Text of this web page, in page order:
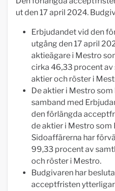
ut den 17 april 2024.
Erbjudandet vid den
utgång den 17 april
aktieägare i Mestro
cirka 46,33 procent
aktier och röster i
De aktier i Mestro som
samband med
den förlängda
de aktier i Mestro som
Sidoaffärerna har
99,33 procent av
och röster i Mestro.
Budgivaren har
acceptfristen